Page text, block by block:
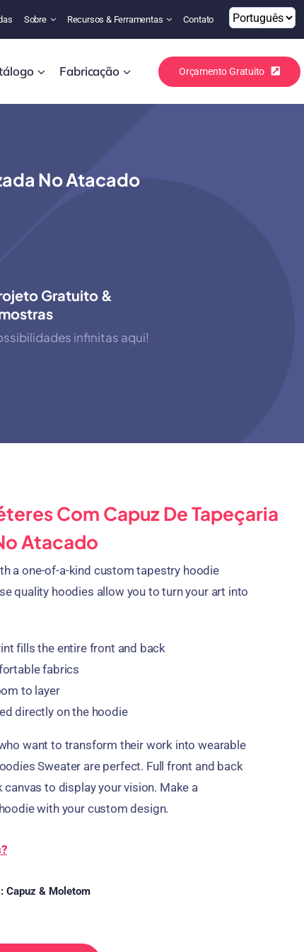
Sobre Recursos & Ferramentas Contato
Fabricação Orçamento Gratuito
No Atacado
Gratuito &
infinitas aqui!
Com Capuz De Tapeçaria
Atacado
a one-of-a-kind custom tapestry hoodie
quality hoodies allow you to turn your art into
fills the entire front and back
fabrics
to layer
directly on the hoodie
want to transform their work into wearable
Sweater are perfect. Full front and back
canvas to display your vision. Make a
with your custom design.
Capuz & Moletom